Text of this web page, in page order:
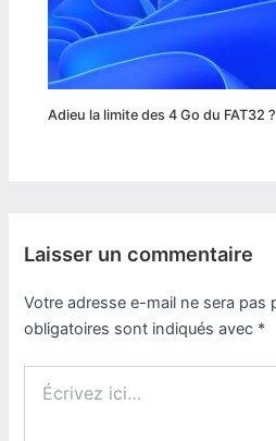
Adieu la limite des 4 Go du FAT32 ?
Laisser un commentaire
Votre adresse e-mail ne sera pas
obligatoires sont indiqués avec *
ici…